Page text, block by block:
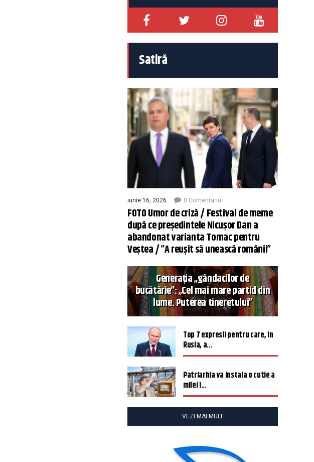
Satiră
iunie 16, 2026 0 Comentariu
FOTO Umor de criză / Festival de meme
după ce președintele Nicușor Dan a
abandonat varianta Tomac pentru
Veștea / ”A reușit să unească românii”
Generația „gândacilor de
bucătărie”: „Cel mai mare partid din
lume. Puterea tineretului”
Top 7 expresii pentru care, în
Rusia, a...
Patriarhia va instala o cutie a
milei î...
VEZI MAI MULT